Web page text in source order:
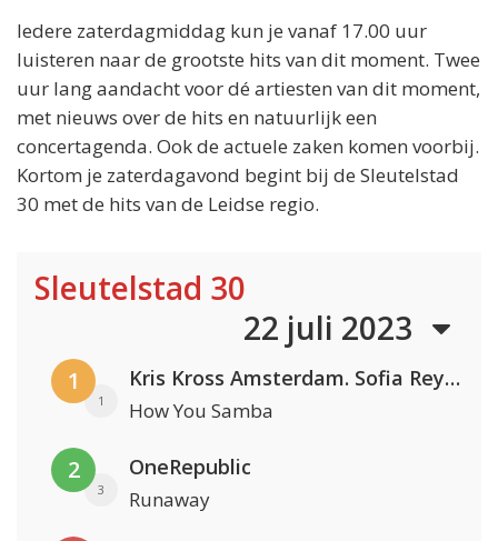
Iedere zaterdagmiddag kun je vanaf 17.00 uur
luisteren naar de grootste hits van dit moment. Twee
uur lang aandacht voor dé artiesten van dit moment,
met nieuws over de hits en natuurlijk een
concertagenda. Ook de actuele zaken komen voorbij.
Kortom je zaterdagavond begint bij de Sleutelstad
30 met de hits van de Leidse regio.
Sleutelstad 30
22 juli 2023
1
1
Kris Kross Amsterdam. Sofia Reyes & Tinie Tempah
How You Samba
2
3
OneRepublic
Runaway